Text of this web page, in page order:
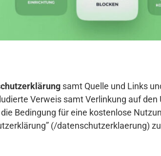
samt Quelle und Links
Verweis samt Verlinkung auf
Bedingung für eine kostenlose
(/datenschutzerklaerung)